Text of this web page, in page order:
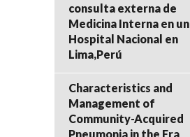
consulta externa de
Medicina Interna en un
Hospital Nacional en
Lima,Perú
Characteristics and
Management of
Community-Acquired
Pneumonia in the Era